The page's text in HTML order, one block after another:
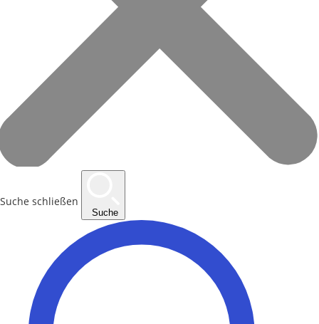
Suche schließen
Suche